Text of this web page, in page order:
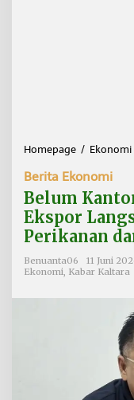
Homepage / Ekonomi
i
Berita Ekonomi
Belum
Ekspor
Perikanan
Benuanta06
11 Juni
Ekonomi Kabar Kaltara